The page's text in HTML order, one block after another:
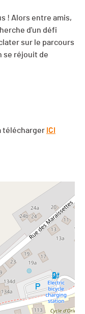
! Alors entre amis,
d'un défi
sur le parcours
se réjouit de
télécharger ICI